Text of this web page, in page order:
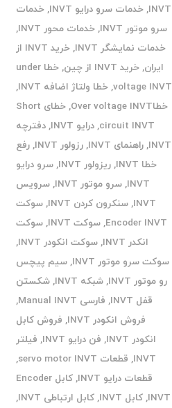
INVT
,خدمات سرو درایو INVT ,خدمات
سرو موتور INVT
,خدمات محور INVT
,
خدمات نمایشگر INVT
,
خرید INVT از
ایران,خرید INVT از چین ,
خطا under
voltage INVT
,خطا ولتاژ اضافه INVT
,
خطاOver voltage INVT
,
خطای Short
circuit INVT
,درایو INVT ,دفترچه
INVT
,راهنمای INVT ,رزولور INVT ,رفع
خطا INVT
,ریزولور INVT ,سرو درایو
INVT
,سرو موتور INVT ,سرویس
INVT
,سنکرون کردن INVT ,سوکت
Encoder INVT
,سوکت INVT ,سوکت
انکدر INVT
,سوکت انکودر INVT
,
سوکت سرو موتور INVT
,سیم پیچس
رو موتور INVT
,شبکه INVT ,شکستن
قفل INVT
, فارسی Manual INVT
,
فروش انکودر INVT
, فروش کابل
انکودر INVT
, فن درایو INVT , فیلتر
INVT
, قطعات servo motor INVT
,
قطعات درایو INVT
,
کابل Encoder
INVT
,کابل INVT ,کابل ارتباطی INVT
,